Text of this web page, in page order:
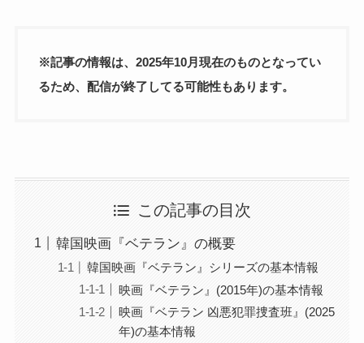
※記事の情報は、2025年10月現在のものとなってい
るため、配信が終了してる可能性もあります。
この記事の目次
韓国映画『ベテラン』の概要
韓国映画『ベテラン』シリーズの基本情報
映画『ベテラン』(2015年)の基本情報
映画『ベテラン 凶悪犯罪捜査班』(2025
年)の基本情報